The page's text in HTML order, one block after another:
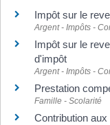
Impôt sur le
Argent - Impôts -
Impôt sur le
d'impôt
Argent - Impôts -
Prestation
Famille - Scolarité
Contribution